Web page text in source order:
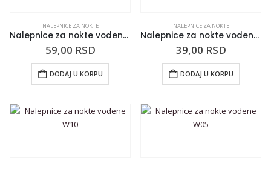
NALEPNICE ZA NOKTE
Nalepnice za nokte vodene W19
59,00 RSD
DODAJ U KORPU
NALEPNICE ZA NOKTE
Nalepnice za nokte vodene W17
39,00 RSD
DODAJ U KORPU